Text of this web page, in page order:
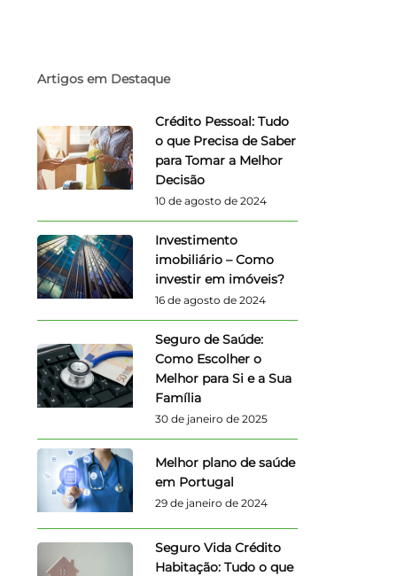
Artigos em Destaque
Crédito Pessoal: Tudo
o que Precisa de Saber
para Tomar a Melhor
Decisão
10 de agosto de 2024
Investimento
imobiliário – Como
investir em imóveis?
16 de agosto de 2024
Seguro de Saúde:
Como Escolher o
Melhor para Si e a Sua
Família
30 de janeiro de 2025
Melhor plano de saúde
em Portugal
29 de janeiro de 2024
Seguro Vida Crédito
Habitação: Tudo o que